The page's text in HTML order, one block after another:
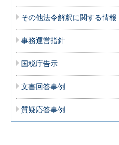
その他法令解釈に関する情報
事務運営指針
国税庁告示
文書回答事例
質疑応答事例